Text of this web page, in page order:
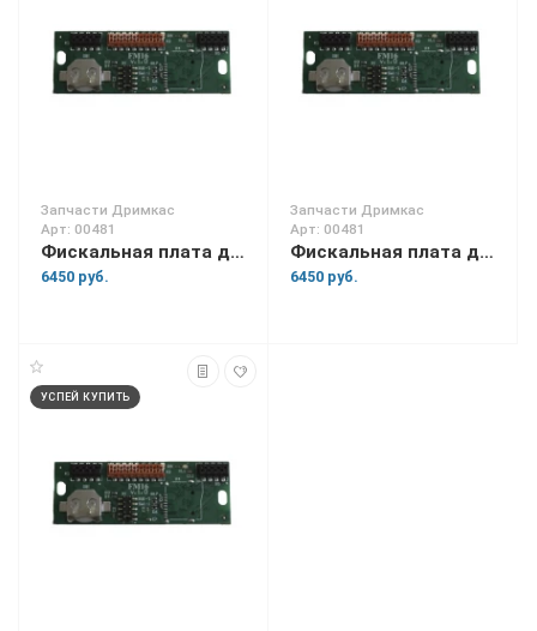
Запчасти Дримкас
Арт: 00481
Фискальная плата для Вики Принт 57
6450 руб.
Запчасти Дримкас
Арт: 00481
Фискальная плата для Вики Принт 57 Плюс
6450 руб.
УСПЕЙ КУПИТЬ